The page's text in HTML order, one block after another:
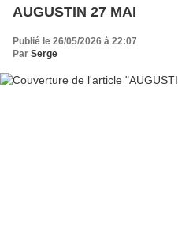
AUGUSTIN 27 MAI
Publié le 26/05/2026 à 22:07
Par Serge